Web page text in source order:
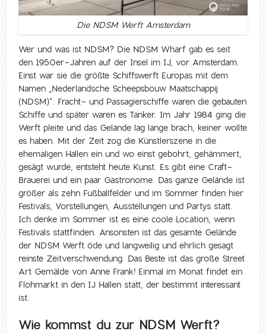
Die NDSM Werft Amsterdam
Wer und was ist NDSM? Die NDSM Wharf gab es seit
den 1950er-Jahren auf der Insel im IJ, vor Amsterdam.
Einst war sie die größte Schiffswerft Europas mit dem
Namen „Nederlandsche Scheepsbouw Maatschappij
(NDSM)“. Fracht- und Passagierschiffe waren die gebauten
Schiffe und später waren es Tanker. Im Jahr 1984 ging die
Werft pleite und das Gelände lag lange brach, keiner wollte
es haben. Mit der Zeit zog die Künstlerszene in die
ehemaligen Hallen ein und wo einst gebohrt, gehämmert,
gesägt wurde, entsteht heute Kunst. Es gibt eine Craft-
Brauerei und ein paar Gastronome. Das ganze Gelände ist
größer als zehn Fußballfelder und im Sommer finden hier
Festivals, Vorstellungen, Ausstellungen und Partys statt.
Ich denke im Sommer ist es eine coole Location, wenn
Festivals stattfinden. Ansonsten ist das gesamte Gelände
der NDSM Werft öde und langweilig und ehrlich gesagt
reinste Zeitverschwendung. Das Beste ist das große Street
Art Gemälde von Anne Frank! Einmal im Monat findet ein
Flohmarkt in den IJ Hallen statt, der bestimmt interessant
ist.
Wie kommst du zur NDSM Werft?